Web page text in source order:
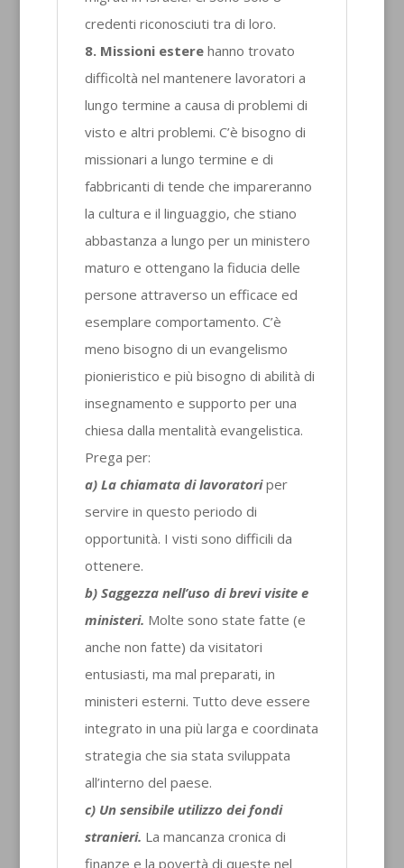
credenti riconosciuti tra di loro.
8. Missioni esterehanno trovato
difficoltà nel mantenere lavoratori a
lungo termine a causa di problemi di
visto e altri problemi. C’è bisogno di
missionari a lungo termine e di
fabbricanti di tende che impareranno
la cultura e il linguaggio, che stiano
abbastanza a lungo per un ministero
maturo e ottengano la fiducia delle
persone attraverso un efficace ed
esemplare comportamento. C’è
meno bisogno di un evangelismo
pionieristico e più bisogno di abilità di
insegnamento e supporto per una
chiesa dalla mentalità evangelistica.
Prega per:
a) La chiamata di lavoratoriper
servire in questo periodo di
opportunità. I visti sono difficili da
ottenere.
b) Saggezza nell’uso di brevi visite e
ministeri. Molte sono state fatte (e
anche non fatte) da visitatori
entusiasti, ma mal preparati, in
ministeri esterni. Tutto deve essere
integrato in una più larga e coordinata
strategia che sia stata sviluppata
all’interno del paese.
c) Un sensibile utilizzo dei fondi
stranieri. La mancanza cronica di
finanze e la povertà di queste nel